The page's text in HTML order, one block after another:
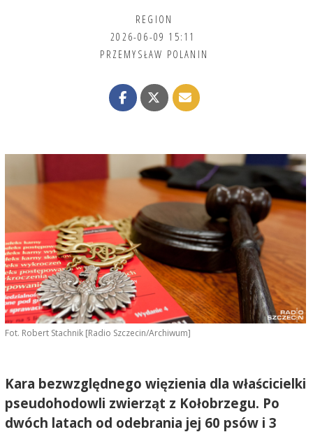
REGION
2026-06-09 15:11
PRZEMYSŁAW POLANIN
Fot. Robert Stachnik [Radio Szczecin/Archiwum]
Kara bezwzględnego więzienia dla właścicielki
pseudohodowli zwierząt z Kołobrzegu. Po
dwóch latach od odebrania jej 60 psów i 3